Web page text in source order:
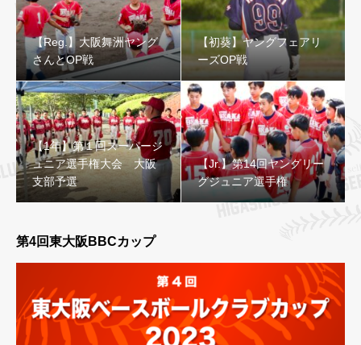
【Reg.】大阪舞洲ヤング
さんとOP戦
【初葵】ヤングフェアリ
ーズOP戦
【1年】第１回スーパージ
ュニア選手権大会 大阪
支部予選
【Jr.】第14回ヤングリー
グジュニア選手権
第4回東大阪BBCカップ